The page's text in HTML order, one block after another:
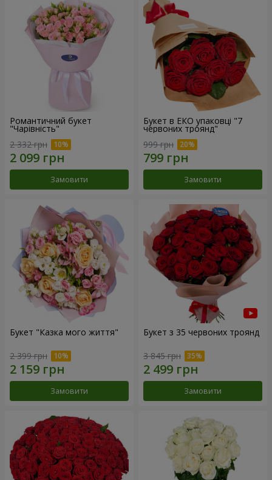
Романтичний букет
"Чарівність"
2 332 грн
Замовити
Букет в ЕКО упаковці "7
червоних троянд"
999 грн
Замовити
Букет "Казка мого життя"
2 399 грн
Замовити
Букет з 35 червоних троянд
3 845 грн
Замовити